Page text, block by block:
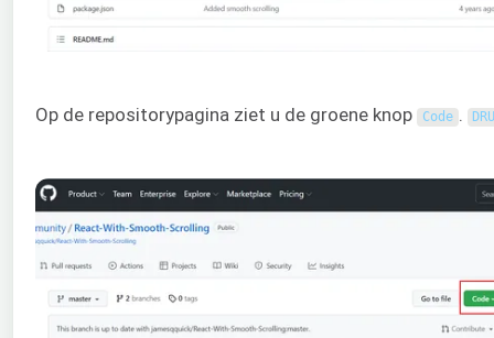
Op de repositorypagina ziet u de groene knop Code .